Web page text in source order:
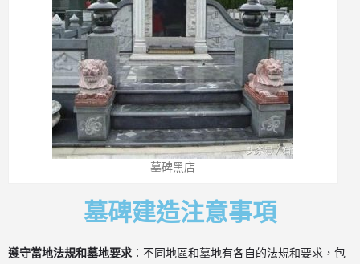
墓碑黑店
墓碑建造注意事項
遵守當地法規和墓地要求 ：不同地區和墓地有各自的法規和要求，包